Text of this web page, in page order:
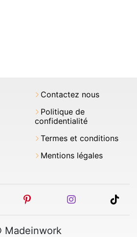
Contactez nous
Politique de
confidentialité
Termes et conditions
Mentions légales
pinterest instagram
Madeinwork